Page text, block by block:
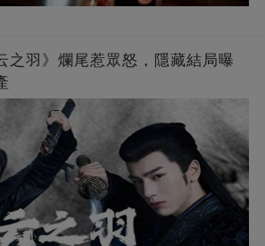
之羽》爛尾惹眾怒，隱藏結局曝